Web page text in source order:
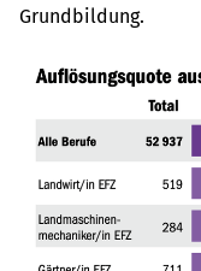
Grundbildung.